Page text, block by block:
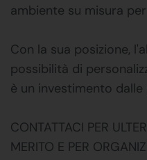
ambiente su misura
Con la sua posizione,
possibilità di
è un investimento
CONTATTACI PER
MERITO E PER